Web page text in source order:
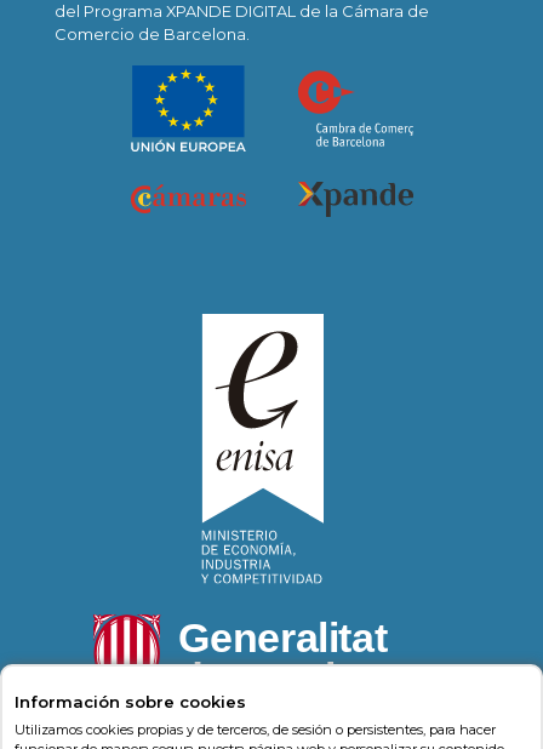
del Programa XPANDE DIGITAL de la Cámara de
Comercio de Barcelona.
Información sobre cookies
Utilizamos cookies propias y de terceros, de sesión o persistentes, para hacer